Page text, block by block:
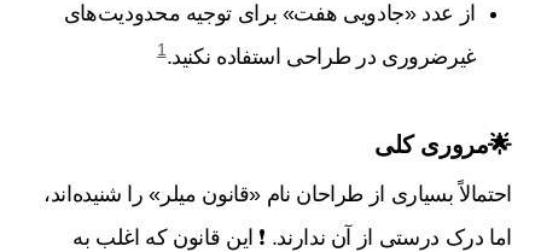
از عدد «جادویی هفت» برای توجیه محدودیت‌های
غیرضروری در طراحی استفاده نکنید.1
🌟مروری کلی
احتمالاً بسیاری از طراحان نام «قانون میلر» را شنیده‌اند،
اما درک درستی از آن ندارند. ❗ این قانون که اغلب به